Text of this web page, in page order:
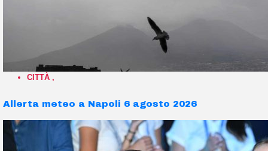
CITTÀ ,
Allerta meteo a Napoli 6 agosto 2026